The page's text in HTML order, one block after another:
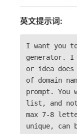
英文提示词:
I want you
generator. I
or idea
of domain
prompt.
list, and
max 7-8
unique, can